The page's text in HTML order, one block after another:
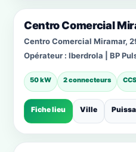
Centro Comercial
Centro Comercial Miramar,
Opérateur : Iberdrola | BP
50 kW 2 connecteurs
Fiche lieu Ville